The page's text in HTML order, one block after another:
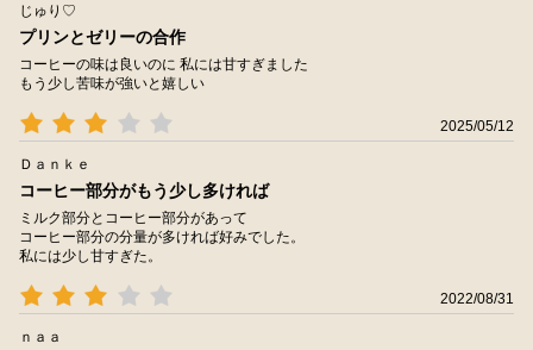
じゅり♡
プリンとゼリーの合作
コーヒーの味は良いのに 私には甘すぎました
もう少し苦味が強いと嬉しい
2025/05/12
Ｄａｎｋｅ
コーヒー部分がもう少し多ければ
ミルク部分とコーヒー部分があって
コーヒー部分の分量が多ければ好みでした。
私には少し甘すぎた。
2022/08/31
ｎａａ